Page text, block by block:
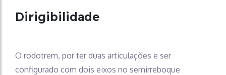
Dirigibilidade
O rodotrem, por ter duas articulações e ser
configurado com dois eixos no semirreboque